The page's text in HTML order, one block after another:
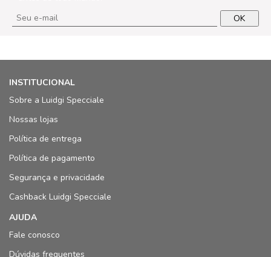
OK
INSTITUCIONAL
Sobre a Luidgi Specciale
Nossas lojas
Política de entrega
Política de pagamento
Segurança e privacidade
Cashback Luidgi Specciale
AJUDA
Fale conosco
Dúvidas frequentes